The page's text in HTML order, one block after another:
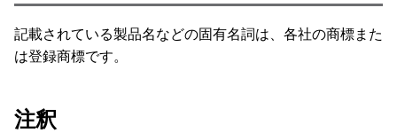
記載されている製品名などの固有名詞は、各社の商標また
は登録商標です。
注釈